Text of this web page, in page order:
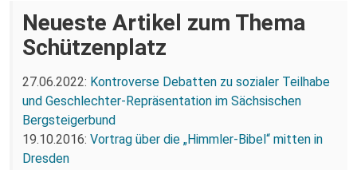
Neueste Artikel zum Thema
Schützenplatz
27.06.2022: Kontroverse Debatten zu sozialer Teilhabe
und Geschlechter-Repräsentation im Sächsischen
Bergsteigerbund
19.10.2016: Vortrag über die „Himmler-Bibel“ mitten in
Dresden